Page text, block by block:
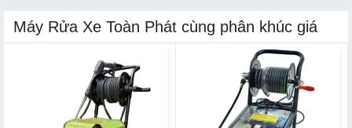
Máy Rửa Xe Toàn Phát cùng phân khúc giá